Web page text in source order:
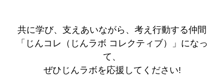
共に学び、支えあいながら、考え行動する仲間
「じんコレ（じんラボ コレクティブ）」になっ
て、
ぜひじんラボを応援してください!